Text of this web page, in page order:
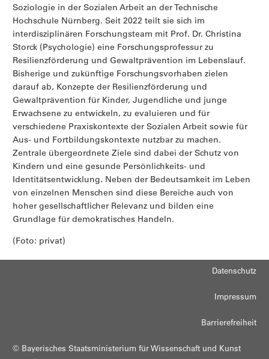
Soziologie in der Sozialen Arbeit an der Technische
Hochschule Nürnberg. Seit 2022 teilt sie sich im
interdisziplinären Forschungsteam mit Prof. Dr. Christina
Storck (Psychologie) eine Forschungsprofessur zu
Resilienzförderung und Gewaltprävention im Lebenslauf.
Bisherige und zukünftige Forschungsvorhaben zielen
darauf ab, Konzepte der Resilienzförderung und
Gewaltprävention für Kinder, Jugendliche und junge
Erwachsene zu entwickeln, zu evaluieren und für
verschiedene Praxiskontexte der Sozialen Arbeit sowie für
Aus- und Fortbildungskontexte nutzbar zu machen.
Zentrale übergeordnete Ziele sind dabei der Schutz von
Kindern und eine gesunde Persönlichkeits- und
Identitätsentwicklung. Neben der Bedeutsamkeit im Leben
von einzelnen Menschen sind diese Bereiche auch von
hoher gesellschaftlicher Relevanz und bilden eine
Grundlage für demokratisches Handeln.
(Foto: privat)
Datenschutz
Impressum
Barrierefreiheit
© Bayerisches Staatsministerium für Wissenschaft und Kunst